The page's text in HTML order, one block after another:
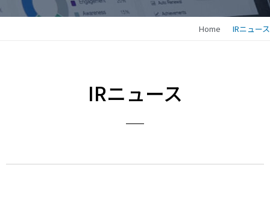
Home IRニュース
IRニュース